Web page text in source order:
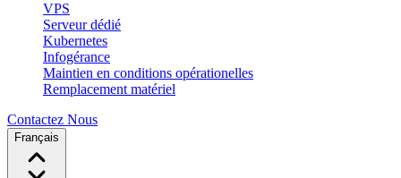
VPS
Serveur dédié
Kubernetes
Infogérance
Maintien en conditions opérationelles
Remplacement matériel
Contactez Nous
Français